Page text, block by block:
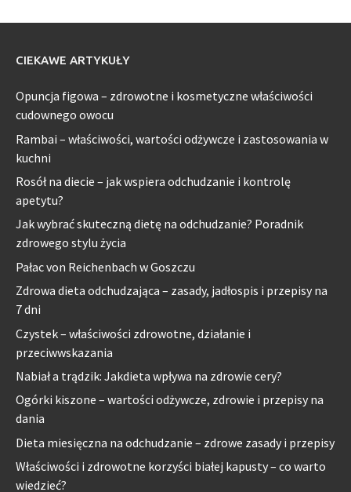
CIEKAWE ARTYKUŁY
Opuncja figowa – zdrowotne i kosmetyczne właściwości
cudownego owocu
Rambai – właściwości, wartości odżywcze i zastosowania w
kuchni
Rosół na diecie – jak wspiera odchudzanie i kontrolę
apetytu?
Jak wybrać skuteczną dietę na odchudzanie? Poradnik
zdrowego stylu życia
Pałac von Reichenbach w Goszczu
Zdrowa dieta odchudzająca – zasady, jadłospis i przepisy na
7 dni
Czystek – właściwości zdrowotne, działanie i
przeciwwskazania
Nabiał a trądzik: Jakdieta wpływa na zdrowie cery?
Ogórki kiszone – wartości odżywcze, zdrowie i przepisy na
dania
Dieta miesięczna na odchudzanie – zdrowe zasady i przepisy
Właściwości i zdrowotne korzyści białej kapusty – co warto
wiedzieć?